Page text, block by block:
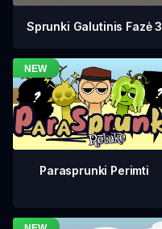
Sprunki Galutinis Fazė 3
Parasprunki Perimti